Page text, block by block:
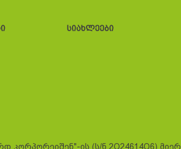
სიახლეები
კორპორეიშენ"-ის (ს/ნ 2O24614O6) მიერ